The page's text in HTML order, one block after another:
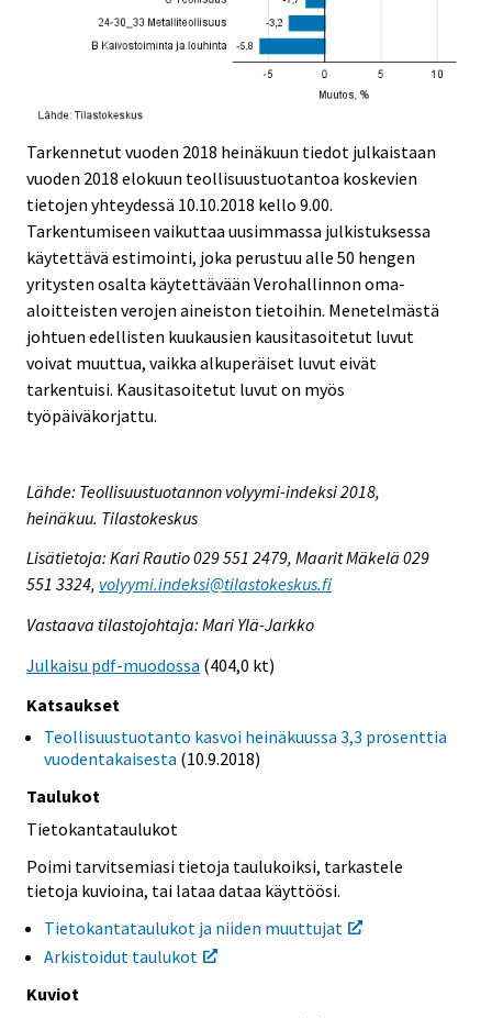
Tarkennetut vuoden 2018 heinäkuun tiedot julkaistaan
vuoden 2018 elokuun teollisuustuotantoa koskevien
tietojen yhteydessä 10.10.2018 kello 9.00.
Tarkentumiseen vaikuttaa uusimmassa julkistuksessa
käytettävä estimointi, joka perustuu alle 50 hengen
yritysten osalta käytettävään Verohallinnon oma-
aloitteisten verojen aineiston tietoihin. Menetelmästä
johtuen edellisten kuukausien kausitasoitetut luvut
voivat muuttua, vaikka alkuperäiset luvut eivät
tarkentuisi. Kausitasoitetut luvut on myös
työpäiväkorjattu.
Lähde: Teollisuustuotannon volyymi-indeksi 2018,
heinäkuu. Tilastokeskus
Lisätietoja: Kari Rautio 029 551 2479, Maarit Mäkelä 029
551 3324, volyymi.indeksi@tilastokeskus.fi
Vastaava tilastojohtaja: Mari Ylä-Jarkko
Julkaisu pdf-muodossa (404,0 kt)
Katsaukset
Teollisuustuotanto kasvoi heinäkuussa 3,3 prosenttia
vuodentakaisesta (10.9.2018)
Taulukot
Tietokantataulukot
Poimi tarvitsemiasi tietoja taulukoiksi, tarkastele
tietoja kuvioina, tai lataa dataa käyttöösi.
Tietokantataulukot ja niiden muuttujat
Arkistoidut taulukot
Kuviot